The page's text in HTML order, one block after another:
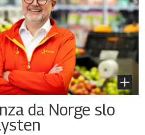
da Norge slo